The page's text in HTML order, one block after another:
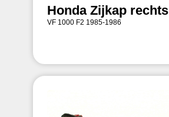
Honda Zijkap rechts
VF 1000 F2 1985-1986